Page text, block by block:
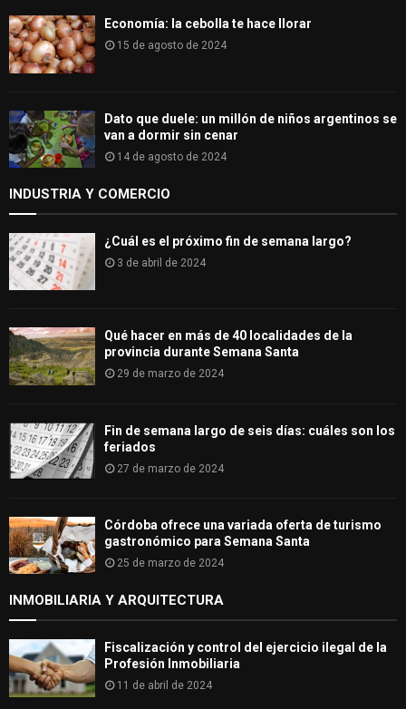
Economía: la cebolla te hace llorar
15 de agosto de 2024
Dato que duele: un millón de niños argentinos se
van a dormir sin cenar
14 de agosto de 2024
INDUSTRIA Y COMERCIO
¿Cuál es el próximo fin de semana largo?
3 de abril de 2024
Qué hacer en más de 40 localidades de la
provincia durante Semana Santa
29 de marzo de 2024
Fin de semana largo de seis días: cuáles son los
feriados
27 de marzo de 2024
Córdoba ofrece una variada oferta de turismo
gastronómico para Semana Santa
25 de marzo de 2024
INMOBILIARIA Y ARQUITECTURA
Fiscalización y control del ejercicio ilegal de la
Profesión Inmobiliaria
11 de abril de 2024